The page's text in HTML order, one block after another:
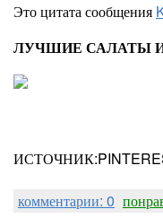
Это цитата сообщения
ЛУЧШИЕ САЛАТЫ
комментарии: 0